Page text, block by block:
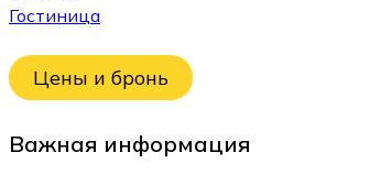
Гостиница
Цены и бронь
Важная информация